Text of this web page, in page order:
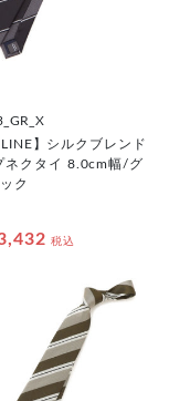
LINE】シルクブレンド
ネクタイ 8.0cm幅/グ
ク
税込